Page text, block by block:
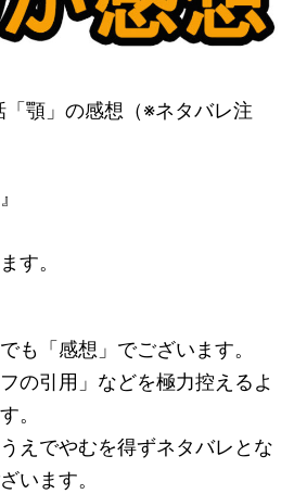
「顎」の感想（※ネタバレ注
す。
も「感想」でございます。
の引用」などを極力控えるよ
。
えでやむを得ずネタバレとな
います。